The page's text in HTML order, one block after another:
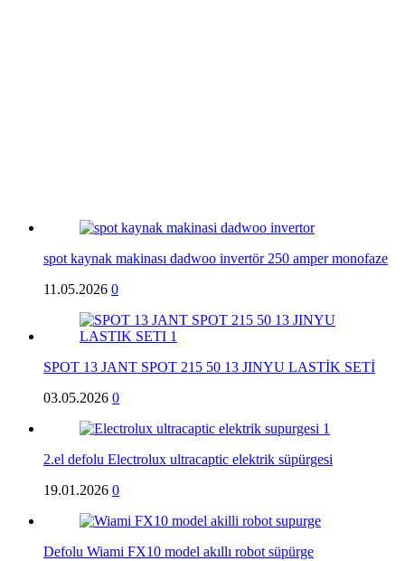
spot kaynak makinası dadwoo invertör 250 amper monofaze
11.05.2026 0
SPOT 13 JANT SPOT 215 50 13 JINYU LASTİK SETİ
03.05.2026 0
2.el defolu Electrolux ultracaptic elektrik süpürgesi
19.01.2026 0
Defolu Wiami FX10 model akıllı robot süpürge